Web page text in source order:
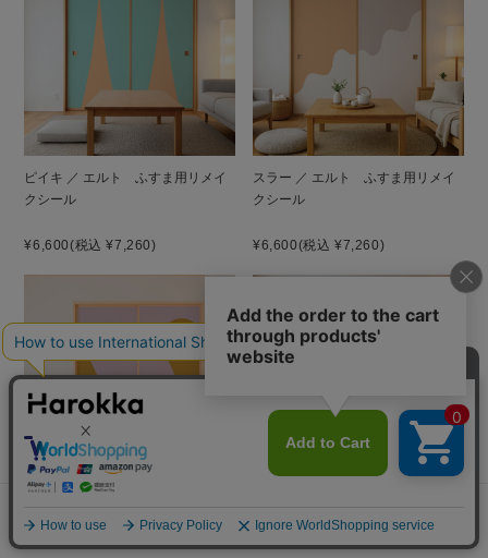
ピイキ ／ エルト ふすま用リメイ
クシール
¥6,600(税込 ¥7,260)
スラー ／ エルト ふすま用リメイ
クシール
¥6,600(税込 ¥7,260)
シール
イクシール
お困りごとはございますか？
貼り方を見る 素材サンプル
よくあるご質問 ご利用ガイド